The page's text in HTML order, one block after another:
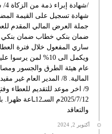
جملة العرض المالي المقدم
ضمان بنكي خطاب ضمان بنكي
ساري المفعول خلال فترة
ويكمل الى 10% لمن
المالية. 8/ المدير العام
9/ اخر موعد للتقديم للعطاء
2025/7/12م
والتعاقد
أكتوبر 2, 2024